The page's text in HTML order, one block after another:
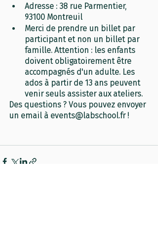
Adresse : 38 rue Parmentier,
93100 Montreuil
Merci de prendre un billet par
participant et non un billet par
famille. Attention : les enfants
doivent obligatoirement être
accompagnés d'un adulte. Les
ados à partir de 13 ans peuvent
venir seuls assister aux ateliers.
Des questions ? Vous pouvez envoyer
un email à events@labschool.fr !